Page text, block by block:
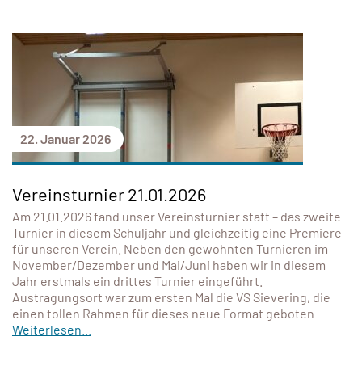
22. Januar 2026
Vereinsturnier 21.01.2026
Am 21.01.2026 fand unser Vereinsturnier statt – das zweite
Turnier in diesem Schuljahr und gleichzeitig eine Premiere
für unseren Verein. Neben den gewohnten Turnieren im
November/Dezember und Mai/Juni haben wir in diesem
Jahr erstmals ein drittes Turnier eingeführt.
Austragungsort war zum ersten Mal die VS Sievering, die
einen tollen Rahmen für dieses neue Format geboten
Weiterlesen...